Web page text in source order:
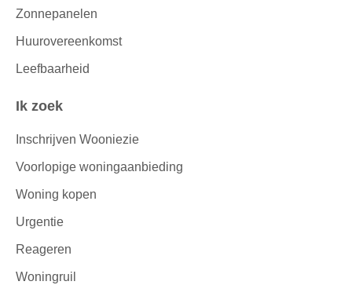
Zonnepanelen
Huurovereenkomst
Leefbaarheid
Ik zoek
Inschrijven Wooniezie
Voorlopige woningaanbieding
Woning kopen
Urgentie
Reageren
Woningruil